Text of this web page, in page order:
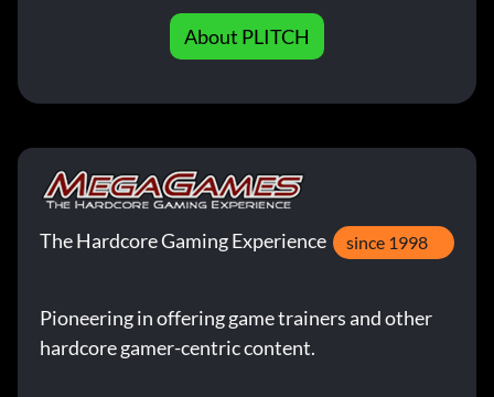
About PLITCH
The Hardcore Gaming Experience since 1998
Pioneering in offering game trainers and other
hardcore gamer-centric content.